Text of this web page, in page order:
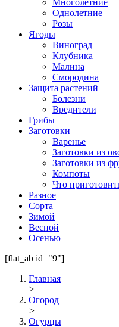
Многолетние
Однолетние
Розы
Ягоды
Виноград
Клубника
Малина
Смородина
Защита растений
Болезни
Вредители
Грибы
Заготовки
Варенье
Заготовки из
Заготовки из
Компоты
Что
Разное
Сорта
Зимой
Весной
Осенью
[flat_ab id="9"]
Главная
>
Огород
>
Огурцы